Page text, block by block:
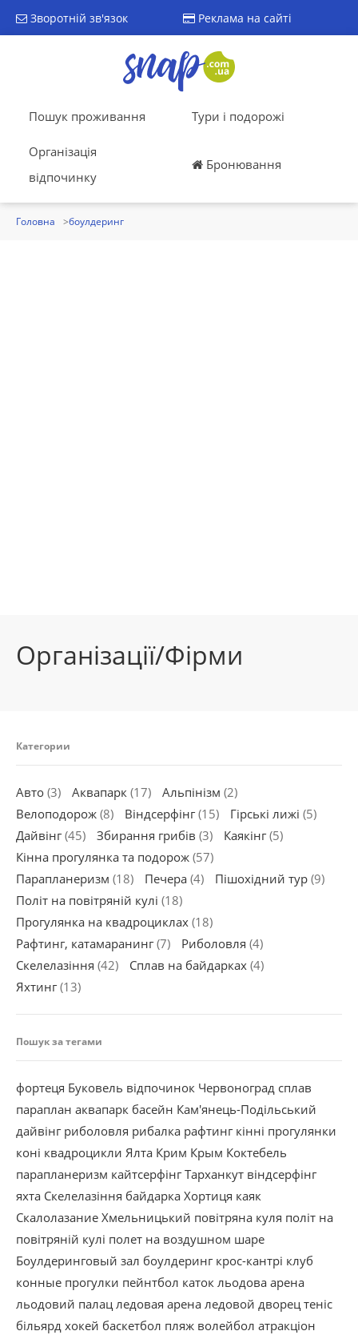
Зворотній зв'язок Реклама на сайті
Пошук проживання Тури і подорожі
Організація
відпочинку
Бронювання
Головна боулдеринг
Організації/Фірми
Категории
Авто (3) Аквапарк (17) Альпінізм (2)
Велоподорож (8) Віндсерфінг(15) Гірські лижі (5)
Дайвінг(45) Збирання грибів (3) Каякінг(5)
Кінна прогулянка та подорож (57)
Парапланеризм (18) Печера (4) Пішохідний тур (9)
Політ на повітряній кулі (18)
Прогулянка на квадроциклах (18)
Рафтинг, катамаранинг(7) Риболовля (4)
Скелелазіння (42) Сплав на байдарках (4)
Яхтинг(13)
Пошук за тегами
фортеця Буковель відпочинок Червоноград сплав
параплан аквапарк басейн Кам'янець-Подільський
дайвінг риболовля рибалка рафтинг кінні прогулянки
коні квадроцикли Ялта Крим Крым Коктебель
парапланеризм кайтсерфінг Тарханкут віндсерфінг
яхта Скелелазіння байдарка Хортиця каяк
Скалолазание Хмельницький повітряна куля політ на
повітряній кулі полет на воздушном шаре
Боулдеринговый зал боулдеринг крос-кантрі клуб
конные прогулки пейнтбол каток льодова арена
льодовий палац ледовая арена ледовой дворец теніс
більярд хокей баскетбол пляж волейбол атракціон